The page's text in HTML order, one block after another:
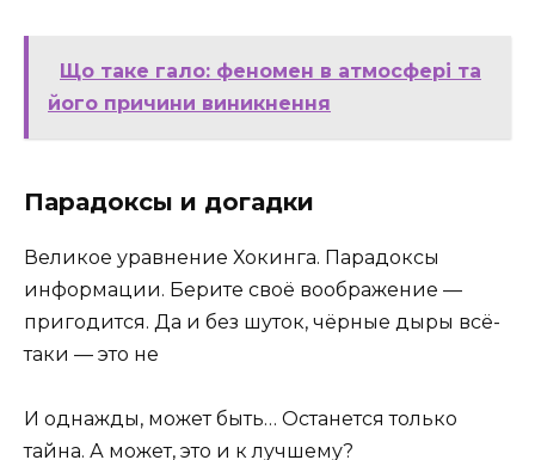
Що таке гало: феномен в атмосфері та
його причини виникнення
Парадоксы и догадки
Великое уравнение Хокинга. Парадоксы
информации. Берите своё воображение —
пригодится. Да и без шуток, чёрные дыры всё-
таки — это не
И однажды, может быть… Останется только
тайна. А может, это и к лучшему?